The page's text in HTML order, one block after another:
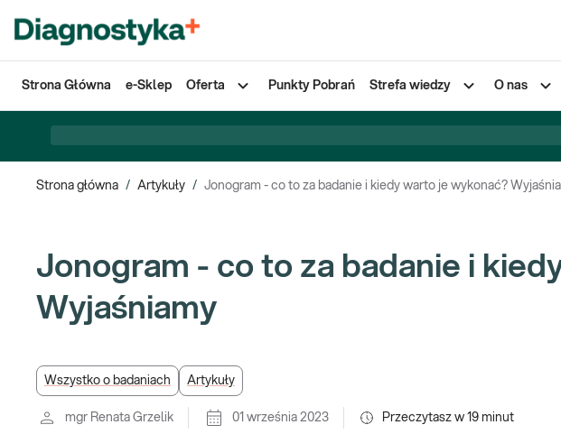
Strona Główna e-Sklep Oferta Punkty Pobrań Strefa wiedzy O nas
Strona główna / Artykuły / Jonogram - co to za badanie i kiedy warto je wykonać?
Jonogram - co to za badanie i
Wyjaśniamy
Wszystko o badaniach Artykuły
mgr Renata Grzelik 01 września 2023 Przeczytasz w 19 minut